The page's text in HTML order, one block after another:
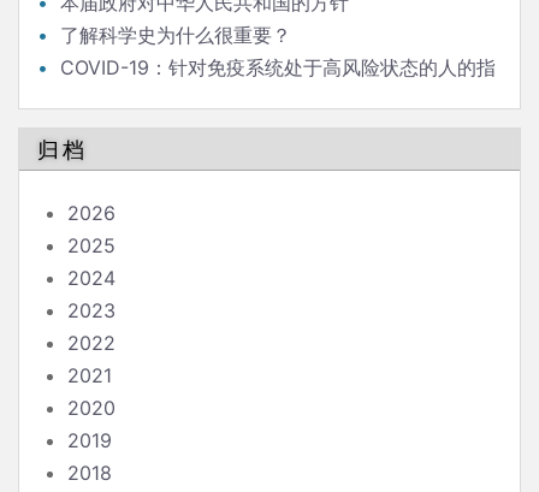
了解科学史为什么很重要？
COVID-19：针对免疫系统处于高风险状态的人的指
归档
2026
2025
2024
2023
2022
2021
2020
2019
2018